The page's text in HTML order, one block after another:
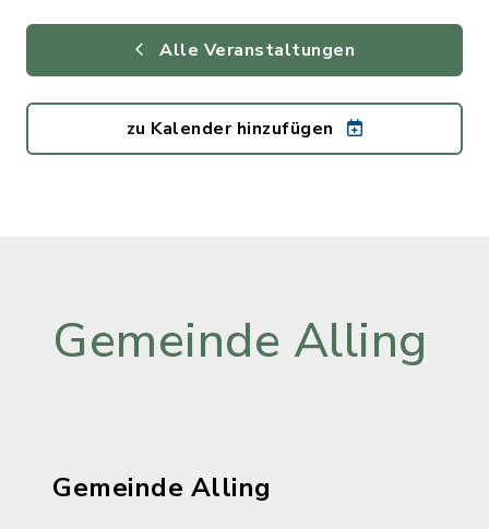
Alle Veranstaltungen
zu Kalender hinzufügen
Gemeinde Alling
Gemeinde Alling